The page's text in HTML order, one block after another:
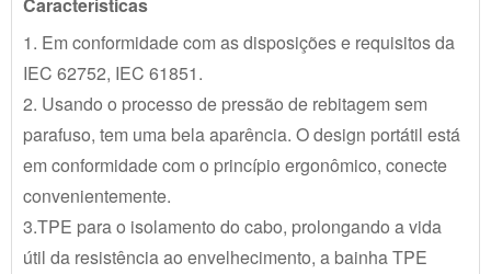
1. Em conformidade com as disposições e requisitos da
IEC 62752, IEC 61851.
2. Usando o processo de pressão de rebitagem sem
parafuso, tem uma bela aparência. O design portátil está
em conformidade com o princípio ergonômico, conecte
convenientemente.
3.TPE para o isolamento do cabo, prolongando a vida
útil da resistência ao envelhecimento, a bainha TPE